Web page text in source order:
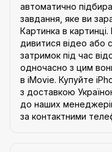
автоматично
завдання, яке ви
Картинка в
дивитися відео або
затримок під час
одночасно з цим
в iMovie. Купуйте
з доставкою
до наших
за контактними